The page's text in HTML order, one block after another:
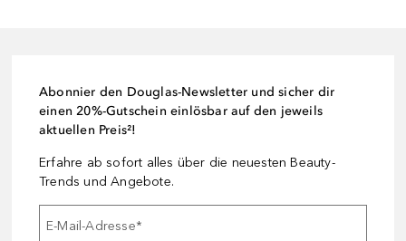
Abonnier den Douglas-Newsletter und sicher dir
einen 20%-Gutschein einlösbar auf den jeweils
aktuellen Preis²!
Erfahre ab sofort alles über die neuesten Beauty-
Trends und Angebote.
E-Mail-Adresse*